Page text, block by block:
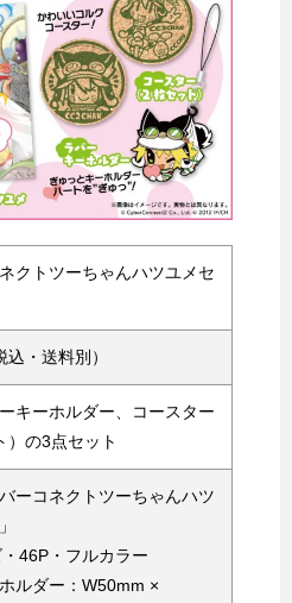
クトツーちゃんハツユメセ
・送料別）
キーホルダー、コースター
）の3点セット
ーコネクトツーちゃんハツ
・46P・フルカラー
ルダー：W50mm ×